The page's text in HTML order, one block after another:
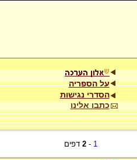
על הספריה
הסדרי נגישות
כתבו אלינו
1
-
2 דפים